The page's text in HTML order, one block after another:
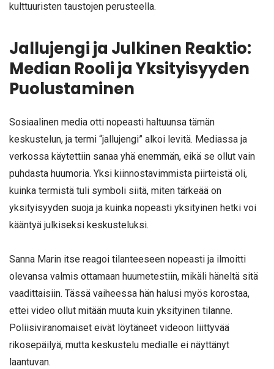
kulttuuristen taustojen perusteella.
Jallujengi ja Julkinen Reaktio:
Median Rooli ja Yksityisyyden
Puolustaminen
Sosiaalinen media otti nopeasti haltuunsa tämän
keskustelun, ja termi “jallujengi” alkoi levitä. Mediassa ja
verkossa käytettiin sanaa yhä enemmän, eikä se ollut vain
puhdasta huumoria. Yksi kiinnostavimmista piirteistä oli,
kuinka termistä tuli symboli siitä, miten tärkeää on
yksityisyyden suoja ja kuinka nopeasti yksityinen hetki voi
kääntyä julkiseksi keskusteluksi.
Sanna Marin itse reagoi tilanteeseen nopeasti ja ilmoitti
olevansa valmis ottamaan huumetestiin, mikäli häneltä sitä
vaadittaisiin. Tässä vaiheessa hän halusi myös korostaa,
ettei video ollut mitään muuta kuin yksityinen tilanne.
Poliisiviranomaiset eivät löytäneet videoon liittyvää
rikosepäilyä, mutta keskustelu medialle ei näyttänyt
laantuvan.